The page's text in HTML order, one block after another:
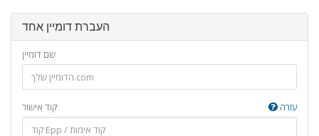
העברת דומיין אחד
שם דומיין
קוד אישור עזרה